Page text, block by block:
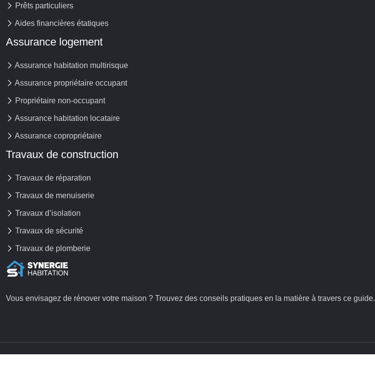
Prêts particuliers
Aides financières étatiques
Assurance logement
Assurance habitation multirisque
Assurance propriétaire occupant
Propriétaire non-occupant
Assurance habitation locataire
Assurance copropriétaire
Travaux de construction
Travaux de réparation
Travaux de menuiserie
Travaux d’isolation
Travaux de sécurité
Travaux de plomberie
Vous envisagez de rénover votre maison ? Trouvez des conseils pratiques en la matière à travers ce guide.